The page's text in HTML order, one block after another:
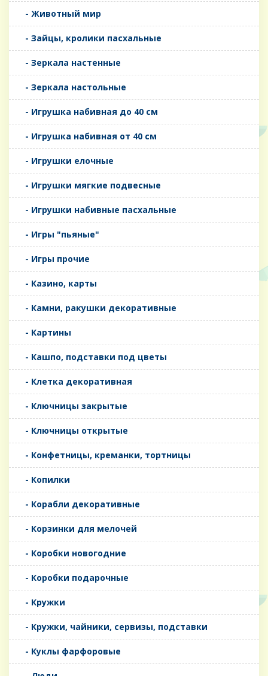
- Животный мир
- Зайцы, кролики пасхальные
- Зеркала настенные
- Зеркала настольные
- Игрушка набивная до 40 см
- Игрушка набивная от 40 см
- Игрушки елочные
- Игрушки мягкие подвесные
- Игрушки набивные пасхальные
- Игры "пьяные"
- Игры прочие
- Казино, карты
- Камни, ракушки декоративные
- Картины
- Кашпо, подставки под цветы
- Клетка декоративная
- Ключницы закрытые
- Ключницы открытые
- Конфетницы, креманки, тортницы
- Копилки
- Корабли декоративные
- Корзинки для мелочей
- Коробки новогодние
- Коробки подарочные
- Кружки
- Кружки, чайники, сервизы, подставки
- Куклы фарфоровые